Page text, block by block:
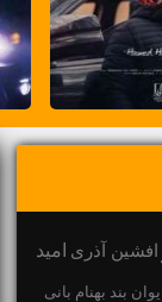
افشین آذری امید
ایوان بند بهنام بانی